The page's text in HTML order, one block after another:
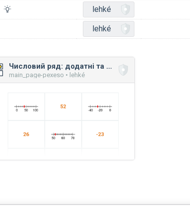
lehké
lehké
Числовий ряд: додатні та від’ємні числа
main_page-pexeso • lehké